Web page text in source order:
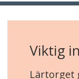
Viktig
Lärtorget